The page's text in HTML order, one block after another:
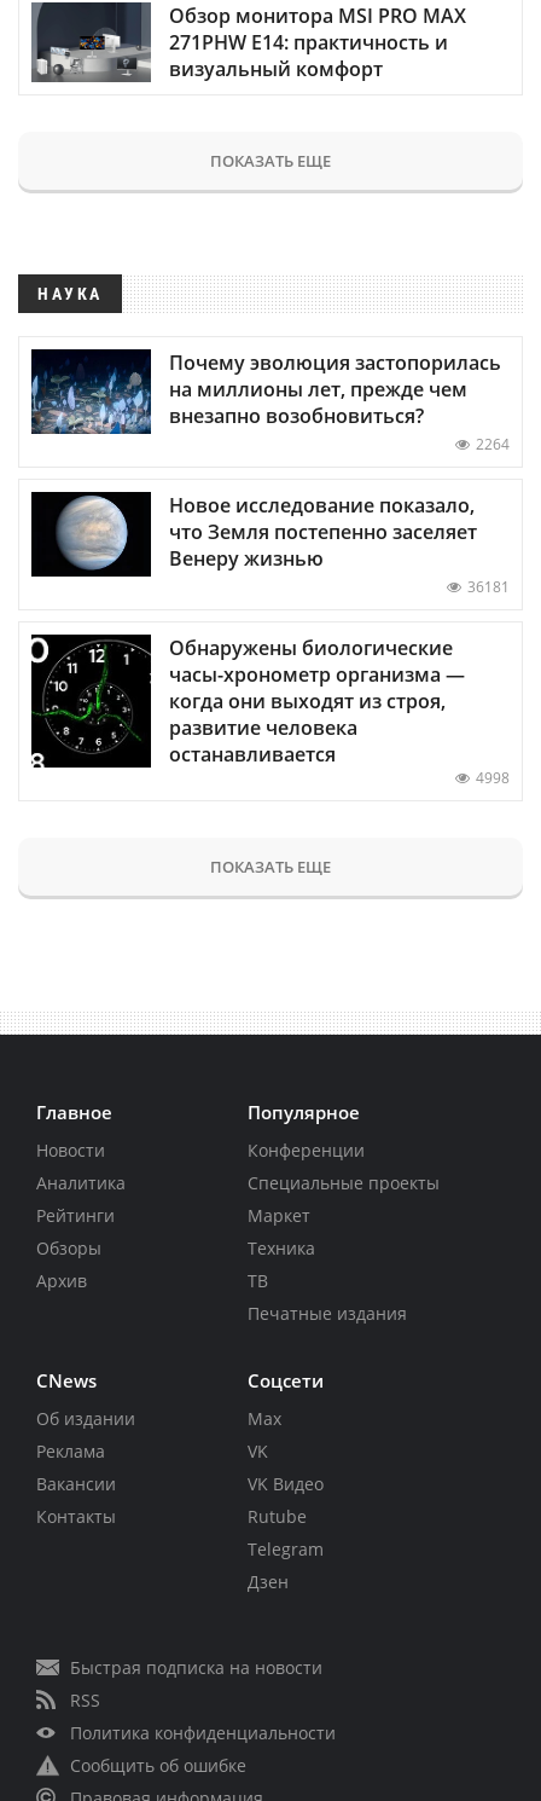
Обзор монитора MSI PRO MAX
271PHW E14: практичность и
визуальный комфорт
ПОКАЗАТЬ ЕЩЕ
НАУКА
Почему эволюция застопорилась
на миллионы лет, прежде чем
внезапно возобновиться?
2264
Новое исследование показало,
что Земля постепенно заселяет
Венеру жизнью
36181
Обнаружены биологические
часы-хронометр организма —
когда они выходят из строя,
развитие человека
останавливается
4998
ПОКАЗАТЬ ЕЩЕ
Главное
Новости
Аналитика
Рейтинги
Обзоры
Архив
Популярное
Конференции
Специальные проекты
Маркет
Техника
ТВ
Печатные издания
CNews
Об издании
Реклама
Вакансии
Контакты
Соцсети
Max
VK
VK Видео
Rutube
Telegram
Дзен
Быстрая подписка на новости
RSS
Политика конфиденциальности
Сообщить об ошибке